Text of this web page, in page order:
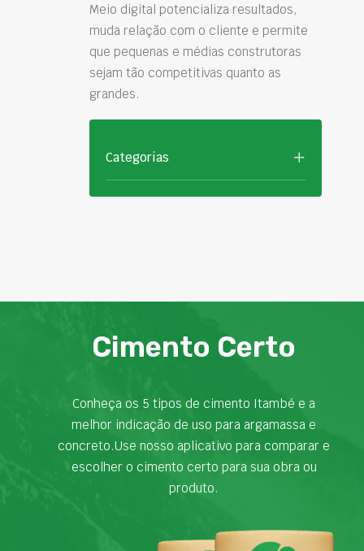
Meio digital potencializa resultados,
muda relação com o cliente e permite
que pequenas e médias construtoras
sejam tão competitivas quanto as
grandes.
Categorias
Cimento Certo
Conheça os 5 tipos de cimento Itambé e a
melhor indicação de uso para argamassa e
concreto.Use nosso aplicativo para comparar e
escolher o cimento certo para sua obra ou
produto.